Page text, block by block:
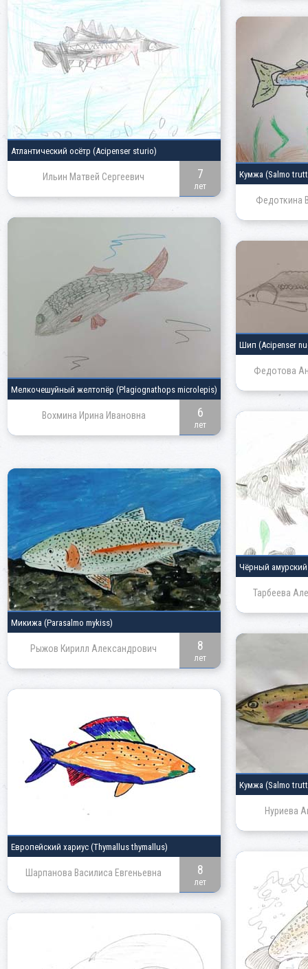
Атлантический осётр (Acipenser sturio)
Ильин Матвей Сергеевич 7
лет
Кумжа (Salmo
Федоткина
Мелкочешуйный желтопёр (Plagiognathops microlepis)
Вохмина Ирина Ивановна 6
лет
Шип (Acipenser
Федотова
Чёрный
Тарбеева
Микижа (Parasalmo mykiss)
Рыжов Кирилл Александрович 8
лет
Кумжа (Salmo
Нуриева
Европейский хариус (Thymallus thymallus)
Шарпанова Василиса Евгеньевна 8
лет